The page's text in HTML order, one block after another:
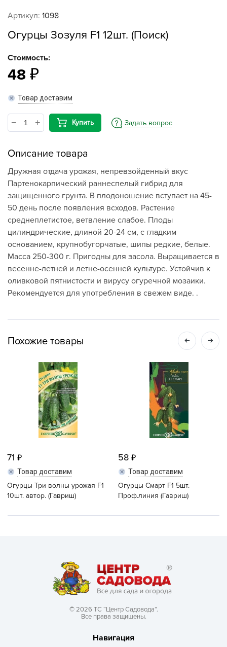
Артикул: 1098
Огурцы Зозуля F1 12шт. (Поиск)
Стоимость:
48
Товар доставим
Купить Задать вопрос
Описание товара
Дружная отдача урожая, непревзойденный вкус
Партенокарпический раннеспелый гибрид для
защищенного грунта. В плодоношение вступает на 45-
50 день после появления всходов. Растение
среднеплетистое, ветвление слабое. Плоды
цилиндрические, длиной 20-24 см, с гладким
основанием, крупнобугорчатые, шипы редкие, белые.
Масса 250-300 г. Пригодны для засола. Выращивается в
весенне-летней и летне-осенней культуре. Устойчив к
оливковой пятнистости и вирусу огуречной мозаики.
Рекомендуется для употребления в свежем виде. .
Похожие товары
71
Товар доставим
Огурцы Три волны урожая F1
10шт. автор. (Гавриш)
58
Товар доставим
Огурцы Смарт F1 5шт.
Проф.линия (Гавриш)
© 2026 ТС “Центр Садовода”.
Все права защищены.
Навигация